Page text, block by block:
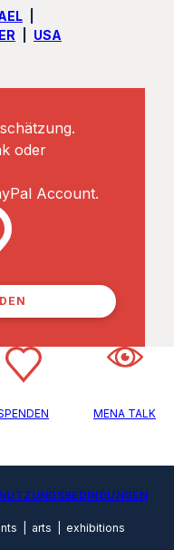
USA
oder
Account.
MENA TALK
NUTZUNGSBEDINGUNGEN
| arts | exhibitions